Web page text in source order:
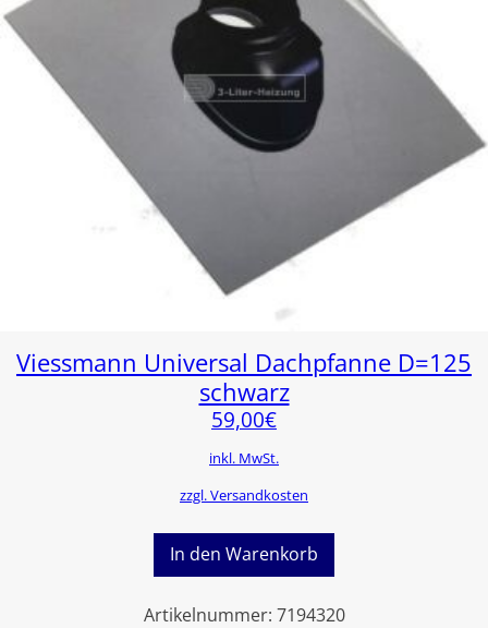
Viessmann Universal Dachpfanne D=125
schwarz
59,00€
inkl. MwSt.
zzgl. Versandkosten
In den Warenkorb
Artikelnummer: 7194320